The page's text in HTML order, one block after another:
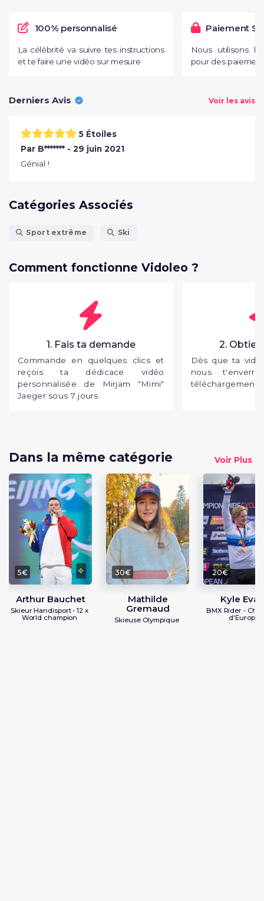
100% personnalisé
La célébrité va suivre tes instructions
et te faire une vidéo sur mesure
Paiement
Nous utilisons le
pour des
Derniers Avis Voir les avis
5 Étoiles
Par B******* - 29 juin 2021
Génial !
Catégories Associés
Sport extrême Ski
Comment fonctionne Vidoleo ?
1. Fais ta demande
Commande en quelques clics et
reçois ta dédicace vidéo
personnalisée de Mirjam "Mimi"
Jaeger sous 7 jours.
2.
Dès que ta
nous
téléchargement
Dans la même catégorie Voir Plus
5€
Arthur Bauchet
Skieur Handisport - 12 x
World champion
30€
Mathilde
Gremaud
Skieuse Olympique
20€
Kyle
BMX Rider -
d'Europe